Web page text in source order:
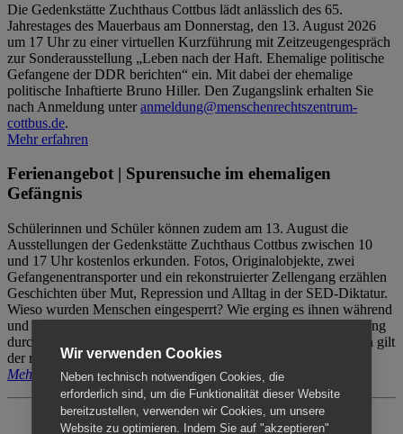
Die Gedenkstätte Zuchthaus Cottbus lädt anlässlich des 65.
Jahrestages des Mauerbaus am Donnerstag, den 13. August 2026
um 17 Uhr zu einer virtuellen Kurzführung mit Zeitzeugengespräch
zur Sonderausstellung „Leben nach der Haft. Ehemalige politische
Gefangene der DDR berichten“ ein. Mit dabei der ehemalige
politische Inhaftierte Bruno Hiller. Den Zugangslink erhalten Sie
nach Anmeldung unteranmeldung@menschenrechtszentrum-
cottbus.de.
Mehr erfahren
Ferienangebot | Spurensuche im ehemaligen
Gefängnis
Schülerinnen und Schüler können zudem am 13. August die
Ausstellungen der Gedenkstätte Zuchthaus Cottbus zwischen 10
und 17 Uhr kostenlos erkunden. Fotos, Originalobjekte, zwei
Gefangenentransporter und ein rekonstruierter Zellengang erzählen
Geschichten über Mut, Repression und Alltag in der SED-Diktatur.
Wieso wurden Menschen eingesperrt? Wie erging es ihnen während
und nach der Haft? Der Besuch erfolgt individuell ohne Betreuung
durch das Menschenrechtszentrum Cottbus. Für Begleitpersonen gilt
der reguläre Eintritt (8€ / ermäßigt 5€).
Mehr erfahren
Wir verwenden Cookies
Neben technisch notwendigen Cookies, die
erforderlich sind, um die Funktionalität dieser Website
bereitzustellen, verwenden wir Cookies, um unsere
Website zu optimieren. Indem Sie auf "akzeptieren"